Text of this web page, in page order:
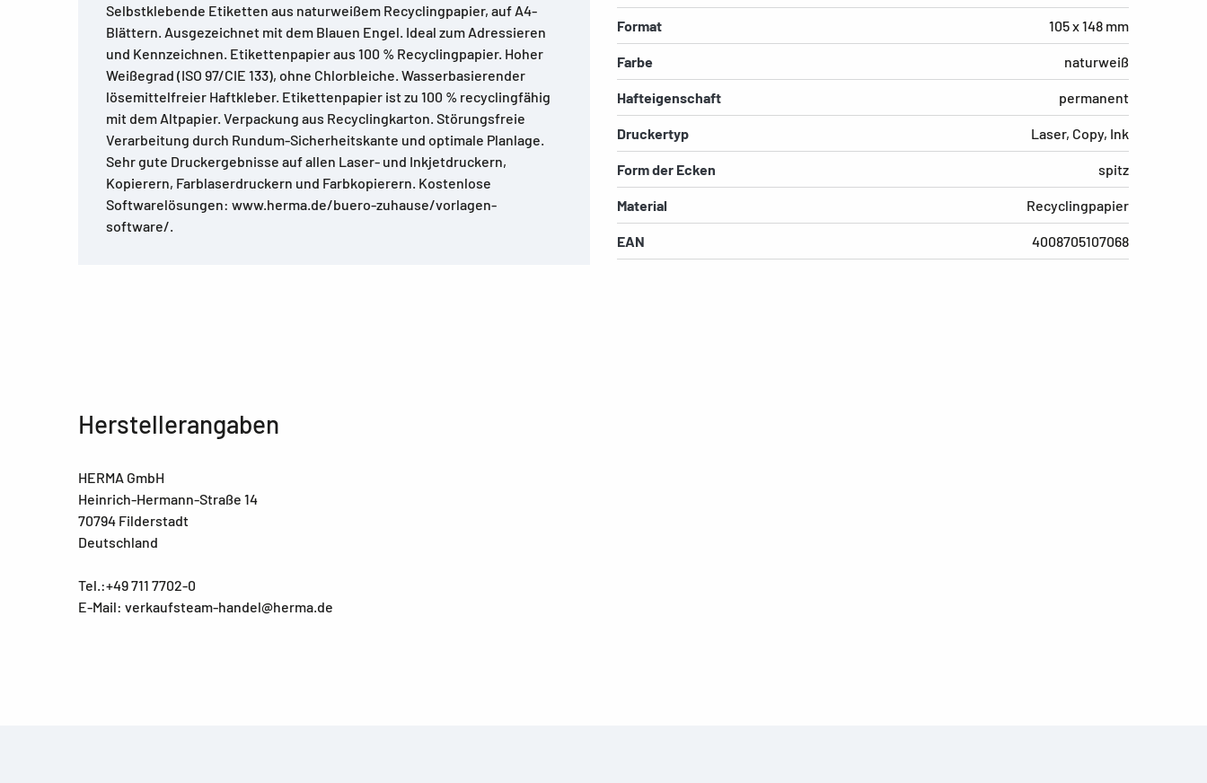
Selbstklebende Etiketten aus naturweißem Recyclingpapier, auf A4-
Blättern. Ausgezeichnet mit dem Blauen Engel. Ideal zum Adressieren
und Kennzeichnen. Etikettenpapier aus 100 % Recyclingpapier. Hoher
Weißegrad (ISO 97/CIE 133), ohne Chlorbleiche. Wasserbasierender
lösemittelfreier Haftkleber. Etikettenpapier ist zu 100 % recyclingfähig
mit dem Altpapier. Verpackung aus Recyclingkarton. Störungsfreie
Verarbeitung durch Rundum-Sicherheitskante und optimale Planlage.
Sehr gute Druckergebnisse auf allen Laser- und Inkjetdruckern,
Kopierern, Farblaserdruckern und Farbkopierern. Kostenlose
Softwarelösungen: www.herma.de/buero-zuhause/vorlagen-
software/.
Format 105 x 148 mm
Farbe naturweiß
Hafteigenschaft permanent
Druckertyp Laser, Copy, Ink
Form der Ecken spitz
Material Recyclingpapier
EAN 4008705107068
Herstellerangaben
HERMA GmbH
Heinrich-Hermann-Straße 14
70794 Filderstadt
Deutschland
Tel.:+49 711 7702-0
E-Mail: verkaufsteam-handel@herma.de